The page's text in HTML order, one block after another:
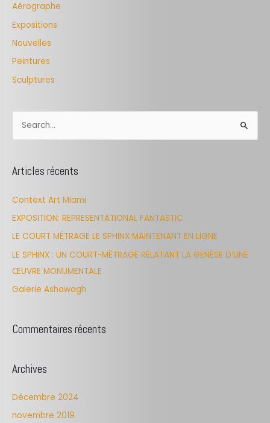
Aérographe
Expositions
Nouvelles
Peintures
Sculptures
r
o
r
:
Articles récents
Context Art Miami
EXPOSITION: REPRESENTATIONAL FANTASTIC
LE COURT MÉTRAGE LE SPHINX MAINTENANT EN LIGNE
LE SPHINX : UN COURT-MÉTRAGE RELATANT LA GENÈSE D’UNE
ŒUVRE MONUMENTALE
Galerie Ashawagh
Commentaires récents
Archives
Décembre 2024
novembre 2019